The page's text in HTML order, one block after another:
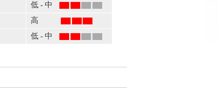
低 - 中
高
低 - 中